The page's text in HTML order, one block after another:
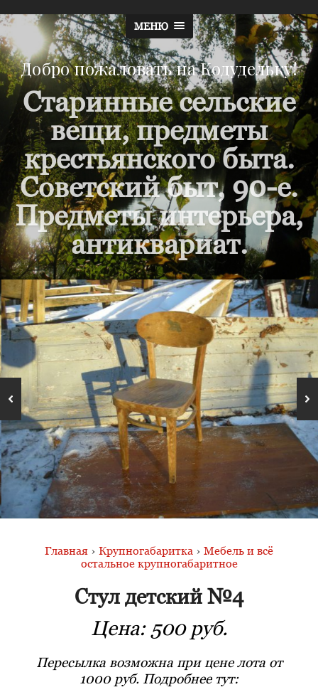
МЕНЮ
Добро пожаловать на Кодудельку!
Старинные сельские
вещи, предметы
крестьянского быта.
Советский быт, 90-е.
Предметы интерьера,
антиквариат.
Главная › Крупногабаритка › Мебель и всё
остальное крупногабаритное
Стул детский №4
Цена: 500 руб.
Пересылка возможна при цене лота от
1000 руб. Подробнее тут: